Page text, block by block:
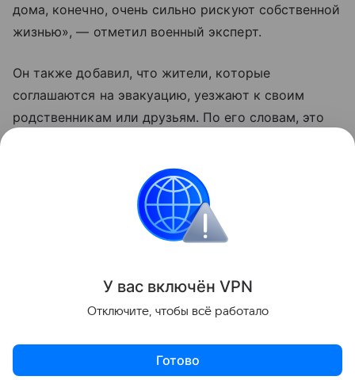
дома, конечно, очень сильно рискуют собственной
жизнью», — отметил военный эксперт.
Он также добавил, что жители, которые
соглашаются на эвакуацию, уезжают к своим
родственникам или друзьям. По его словам, это
и якобы победит Москву».
Россия Эксклюзив
Поделиться
У вас включён VPN
Отключите, чтобы всё работало
Готово